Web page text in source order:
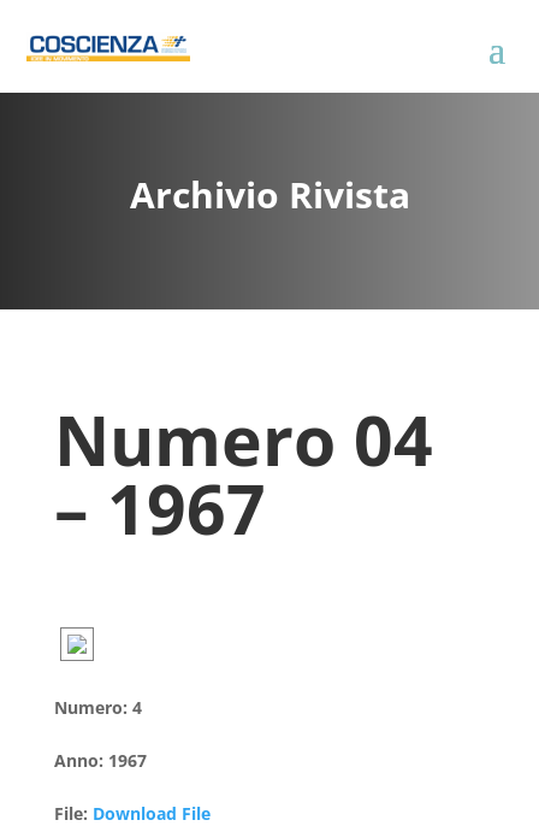
Archivio Rivista
Numero 04
– 1967
Numero: 4
Anno: 1967
File: Download File